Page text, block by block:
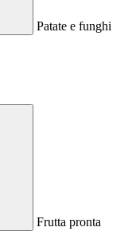
Patate e funghi
Frutta pronta